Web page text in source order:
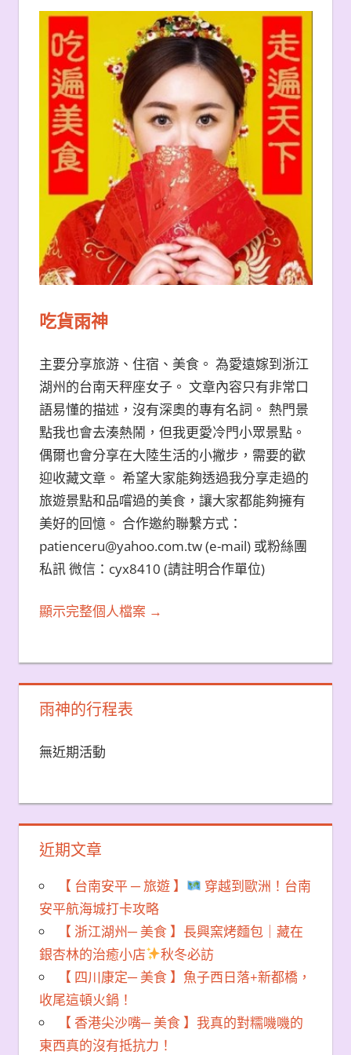
吃貨雨神
主要分享旅游、住宿、美食。 為愛遠嫁到浙江
湖州的台南天秤座女子。 文章內容只有非常口
語易懂的描述，沒有深奧的專有名詞。 熱門景
點我也會去湊熱鬧，但我更愛冷門小眾景點。
偶爾也會分享在大陸生活的小撇步，需要的歡
迎收藏文章。 希望大家能夠透過我分享走過的
旅遊景點和品嚐過的美食，讓大家都能夠擁有
美好的回憶。 合作邀約聯繫方式：
patienceru@yahoo.com.tw (e-mail) 或粉絲團
私訊 微信：cyx8410 (請註明合作單位)
顯示完整個人檔案 →
雨神的行程表
無近期活動
近期文章
【 台南安平 ─ 旅遊 】
穿越到歐洲！台南
安平航海城打卡攻略
【 浙江湖州─ 美食 】長興窯烤麵包｜藏在
銀杏林的治癒小店
秋冬必訪
【 四川康定─ 美食 】魚子西日落+新都橋，
收尾這頓火鍋！
【 香港尖沙嘴─ 美食 】我真的對糯嘰嘰的
東西真的沒有抵抗力！